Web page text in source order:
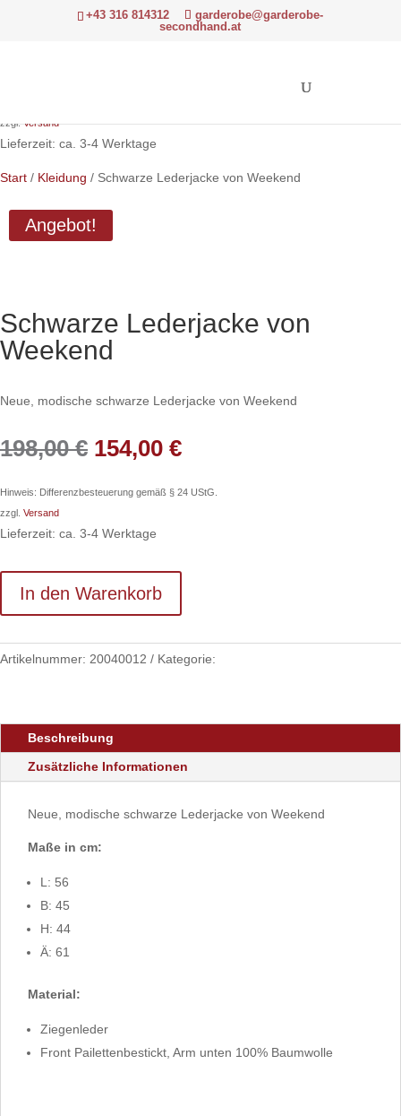
+43 316 814312
garderobe@garderobe-
secondhand.at
war:
198,00 €
ist:
154,00 €.
zzgl.Versand
Lieferzeit: ca. 3-4 Werktage
Start / Kleidung / Schwarze Lederjacke von Weekend
Angebot!
Schwarze Lederjacke von
Weekend
Neue, modische schwarze Lederjacke von Weekend
198,00€ Ursprünglicher
Preis
war:
154,00 €Aktueller
ist:
Hinweis: Differenzbesteuerung gemäß § 24 UStG.
zzgl. Versand
Lieferzeit: ca. 3-4 Werktage
In den Warenkorb
Artikelnummer: 20040012 Kategorie:
Beschreibung
Zusätzliche Informationen
Neue, modische schwarze Lederjacke von Weekend
Maße in cm:
L: 56
B: 45
H: 44
Ä: 61
Material:
Ziegenleder
Front Pailettenbestickt, Arm unten 100% Baumwolle